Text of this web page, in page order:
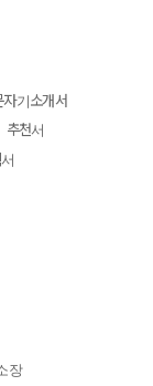
자기소개서
추천서
장